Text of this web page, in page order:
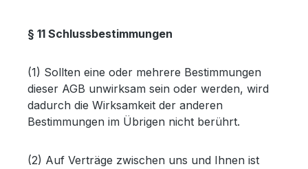
§ 11 Schlussbestimmungen
(1) Sollten eine oder mehrere Bestimmungen
dieser AGB unwirksam sein oder werden, wird
dadurch die Wirksamkeit der anderen
Bestimmungen im Übrigen nicht berührt.
(2) Auf Verträge zwischen uns und Ihnen ist